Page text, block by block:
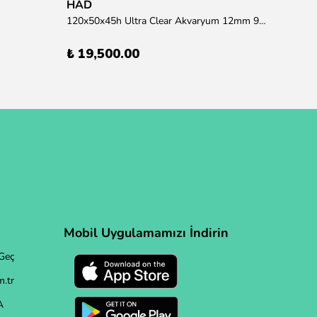
HAD
120x50x45h Ultra Clear Akvaryum 12mm 90 derece Birleşim (Otobüs Kargosu İle Gönderim Sağlanmaktadır)
₺ 19,500.00
Mobil Uygulamamızı İndirin